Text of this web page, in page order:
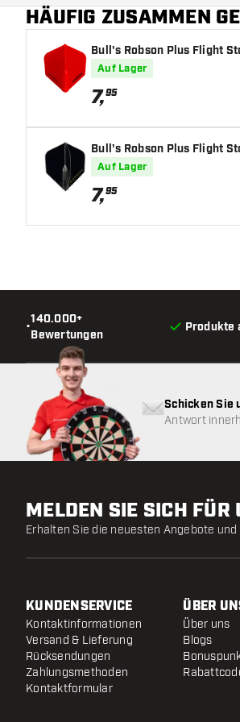
HÄUFIG ZUSAMMEN
Bull's Robson Plus Flight
Auf Lager
7,95
Bull's Robson Plus Flight
Auf Lager
7,95
•
140.000+
Bewertungen
Produkte
Schicken Sie
Antwort
MELDEN SIE SICH FÜR
Erhalten Sie die neuesten Angebote
KUNDENSERVICE
Kontaktinformationen
Versand & Lieferung
Rücksendungen
Zahlungsmethoden
Kontaktformular
ÜBER
Über uns
Blogs